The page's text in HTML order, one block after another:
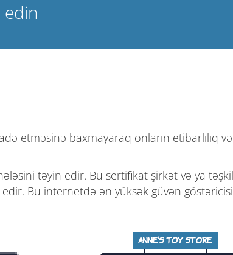
etməsinə baxmayaraq onların etibarlılıq
təyin edir. Bu sertifikat şirkət və ya
Bu internetdə ən yüksək güvən